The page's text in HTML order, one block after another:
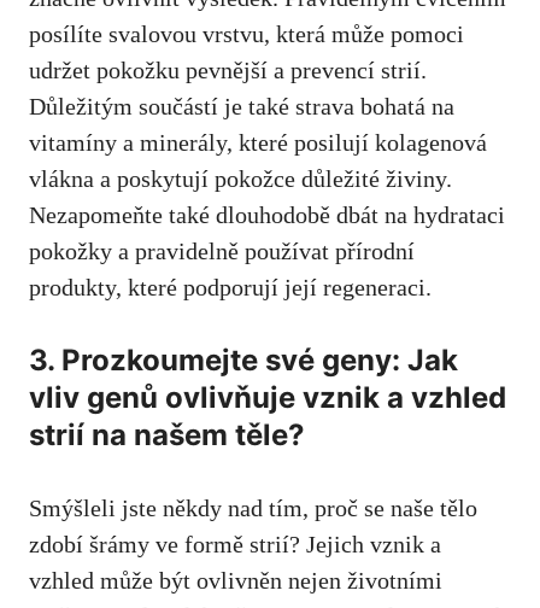
posílíte svalovou vrstvu, která může pomoci
udržet pokožku ⁤pevnější a prevencí strií.
Důležitým součástí je také ​strava bohatá na
vitamíny ⁤a minerály, které posilují kolagenová
vlákna ‌a ‌poskytují pokožce důležité živiny.⁢
Nezapomeňte také ⁣dlouhodobě dbát na hydrataci
pokožky a pravidelně používat přírodní
produkty, které podporují její regeneraci.
3. Prozkoumejte své geny: Jak
vliv​ genů​ ovlivňuje⁣ vznik a vzhled
strií na našem těle?
Smýšleli jste někdy nad tím, proč se‍ naše tělo
zdobí šrámy ve formě strií? Jejich ‌vznik⁤ a
vzhled může⁢ být ovlivněn nejen ​životními